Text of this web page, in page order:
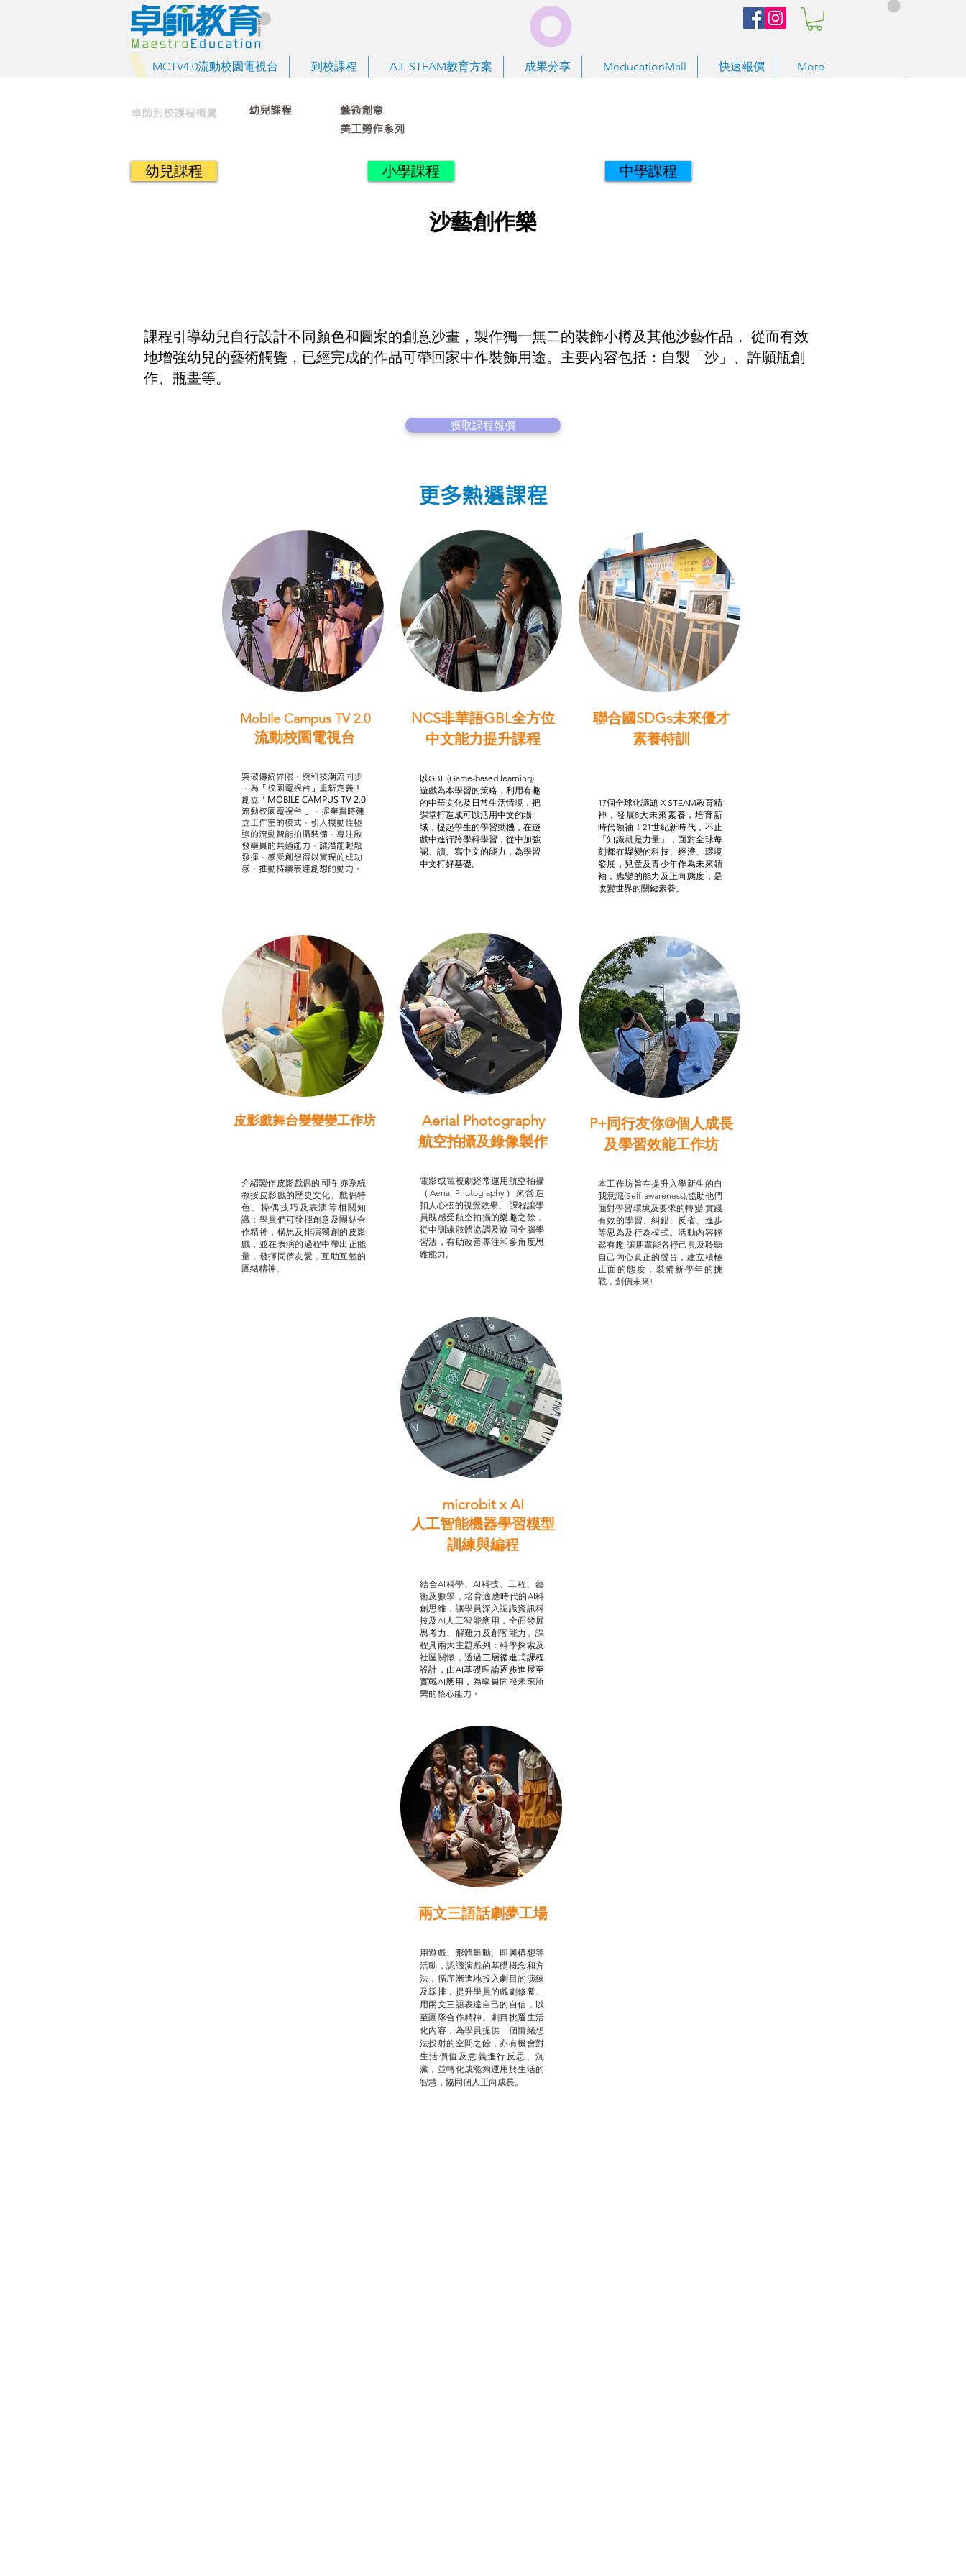
MCTV4.0流動校園電視台 到校課程 A.I. STEAM教育方案 成果分享 MeducationMall 快速報價 More
卓師到校課程概覽
幼兒課程
美工勞作系列
藝術創意
課程引導幼兒自行設計不同顏色和圖案的創意沙畫，製作獨一無二的裝飾小樽及其他沙藝作品， 從而有效
地增強幼兒的藝術觸覺，已經完成的作品可帶回家中作裝飾用途。主要內容包括：自製「沙」、許願瓶創
作、瓶畫等。
獲取課程報價
幼兒課程 小學課程 中學課程
沙藝創作樂
更多熱選課程
Mobile Campus TV 2.0
流動校園電視台
突破傳統界限，與科技潮流同步
，為「校園電視台」重新定義！
創立「MOBILE CAMPUS TV 2.0
流動校園電視台 」，摒棄費時建
立工作室的模式，引人機動性極
強的流動智能拍攝裝備，專注啟
發學員的共通能力，譔潛能輕鬆
發揮，感受創想得以實現的成功
感，推動持續表達創想的動力。
皮影戲舞台變變變工作坊
介紹製作皮影戲偶的同時,亦系統
教授皮影戲的歷史文化、戲偶特
色、操偶技巧及表演等相關知
識；學員們可發揮創意及團結合
作精神，構思及排演獨創的皮影
戲，並在表演的過程中帶出正能
量，發揮同儕友愛，互助互勉的
團結精神。
NCS非華語GBL全方位
中文能力提升課程
以GBL (Game-based learning)
遊戲為本學習的策略，利用有趣
的中華文化及日常生活情境，把
課堂打造成可以活用中文的場
域，提起學生的學習動機，在遊
戲中進行跨學科學習，從中加強
認、讀、寫中文的能力，為學習
中文打好基礎。
Aerial Photography
航空拍攝及錄像製作
電影或電視劇經常運用航空拍攝
（Aerial Photography）來營造
扣人心弦的視覺效果。 課程讓學
員既感受航空拍攝的樂趣之餘，
從中訓練肢體協調及協同全腦學
習法，有助改善專注和多角度思
維能力。
聯合國SDGs未來優才
素養特訓
17個全球化議題 X STEAM教育精
神，發展8大未來素養，培育新
時代領袖！21世紀新時代，不止
「知識就是力量」，面對全球每
刻都在驟變的科技、經濟、環境
發展，兒童及青少年作為未來領
袖，應變的能力及正向態度，是
改變世界的關鍵素養。
P+同行友你@個人成長
及學習效能工作坊
本工作坊旨在提升入學新生的自
我意識(Self-awareness),協助他們
面對學習環境及要求的轉變,實踐
有效的學習、糾錯、反省、進步
等思為及行為模式。活動內容輕
鬆有趣,讓朋輩能各抒己見及聆聽
自己內心真正的聲音，建立積極
正面的態度，裝備新學年的挑
戰，創價未來!
microbit x AI
人工智能機器學習模型
訓練與編程
結合AI科學、AI科技、工程、藝
術及數學，培育適應時代的AI科
創思維，讓學員深入認識資訊科
技及AI人工智能應用，全面發展
思考力、解難力及創客能力。課
程具兩大主題系列：科學探索及
社區關懷，透過 三層循進式課程
設計， 由AI基礎理論逐步進展至
實戰AI應用， 為學員開發未來所
需的核心能力。
兩文三語話劇夢工場
用遊戲、形體舞動、即興構想等
活動，認識演戲的基礎概念和方
法，循序漸進地投入劇目的演練
及綵排，提升學員的戲劇修養、
用兩文三語表達自己的自信，以
至團隊合作精神。劇目挑選生活
化內容，為學員提供一個情緒想
法投射的空間之餘，亦有機會對
生活價值及意義進行反思、沉
澱，並轉化成能夠運用於生活的
智慧，協同個人正向成長。